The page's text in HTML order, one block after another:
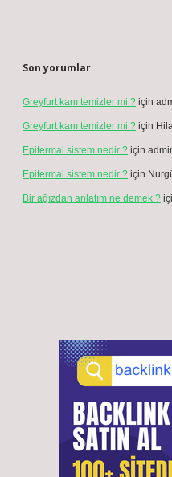
Son yorumlar
Greyfurt kanı temizler mi ? için
Greyfurt kanı temizler mi ? için
Epitermal sistem nedir ? için
Epitermal sistem nedir ? için
Bir ağızdan anlatım ne demek ?